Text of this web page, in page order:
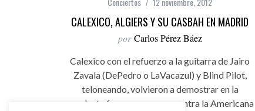
CALEXICO, ALGIERS Y SU CASBAH EN MADRID
por Carlos Pérez Báez
Calexico con el refuerzo a la guitarra de Jairo
Zavala (DePedro o LaVacazul) y Blind Pilot,
teloneando, volvieron a demostrar en la
excelente forma que se encuentra la Americana